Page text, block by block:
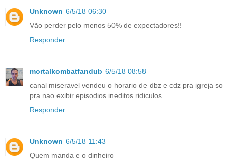
Unknown 6/5/18 06:30
Vão perder pelo menos 50% de expectadores!!
Responder
mortalkombatfandub 6/5/18 08:58
canal miseravel vendeu o horario de dbz e cdz pra igreja so
pra nao exibir episodios ineditos ridiculos
Responder
Unknown 6/5/18 11:43
Quem manda e o dinheiro